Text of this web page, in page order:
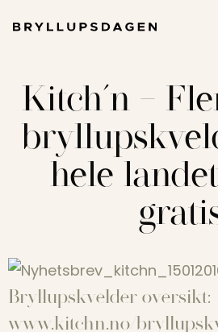
Kitch´n –
hele
Bryllupskvelder oversikt:
www.kitchn.no/